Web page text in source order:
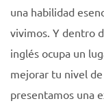
una habilidad
vivimos. Y dentro
inglés ocupa un
mejorar tu nivel
presentamos una